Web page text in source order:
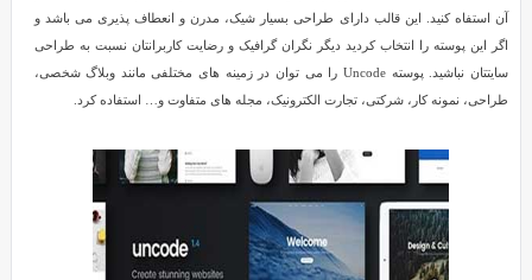
آن استفاه کنید. این قالب دارای طراحی بسیار شیک، مدرن و انعطاف پذیری می باشد و
اگر این پوسته را انتخاب کردید دیگر نگران گرافیک و رضایت کاربرانتان نسبت به طراحی
سایتتان نباشید. پوسته Uncode را می توان در زمینه های مختلفی مانند وبلاگ شخصی،
طراحی، نمونه کار، شرکتی، تجارت الکترونیک، مجله های متفاوت و… استفاده کرد.